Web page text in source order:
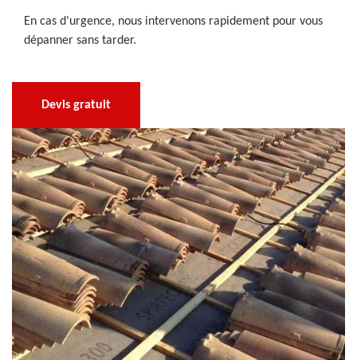
En cas d'urgence, nous intervenons rapidement pour vous
dépanner sans tarder.
Devis gratuit